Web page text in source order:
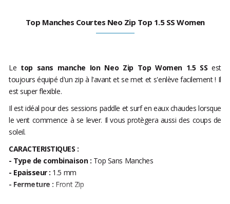
Top Manches Courtes Neo Zip Top 1.5 SS Women
Le top sans manche Ion Neo Zip Top Women 1.5 SSest
toujours équipé d'un zip à l'avant et se met et s'enlève facilement ! Il
est super flexible.
Il est idéal pour des sessions paddle et surf en eaux chaudes lorsque
le vent commence à se lever. Il vous protègera aussi des coups de
soleil.
CARACTERISTIQUES :
- Type de combinaison : Top Sans Manches
- Epaisseur : 1.5 mm
- Fermeture : Front Zip